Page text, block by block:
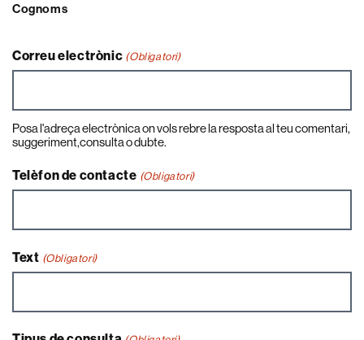
Cognoms
Correu electrònic (Obligatori)
Posa l'adreça electrònica on vols rebre la resposta al teu comentari,
suggeriment,consulta o dubte.
Telèfon de contacte (Obligatori)
Text (Obligatori)